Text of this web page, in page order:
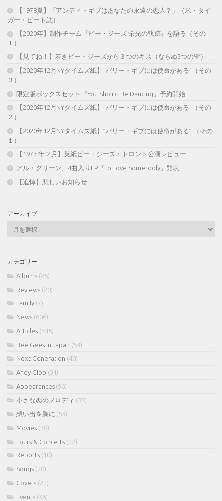
【1978夏】「アンディ・ギブはあなたの永遠の恋人？」（米・タイ
ガー・ビート誌）
【2020年】制作チーム『ビー・ジーズ 栄光の軌跡』を語る（その
１）
【見てね！】若きビー・ジーズから３つのキス（ならぬ3つの💛）
【2020年12月NYタイムズ紙】”バリー・ギブには使命がある”（その
３）
限定版ボックスセット『You Should Be Dancing』予約開始
【2020年12月NYタイムズ紙】”バリー・ギブには使命がある”（その
２）
【2020年12月NYタイムズ紙】”バリー・ギブには使命がある” （その
１）
【1973 年２月】英紙ビー・ジーズ・トロント公演レビュー
アル・グリーン、4曲入りEP『To Love Somebody』発表
【追悼】悲しいお知らせ
アーカイブ
ブ
カテゴリー
Albums (26)
Reviews (20)
Family (7)
News (606)
Articles (345)
Bee Gees In Japan (53)
Next Generation (40)
Andy Gibb (31)
Appearances (96)
小さな恋のメロディ (33)
想い出を胸に (53)
Movies (38)
Tours & Concerts (22)
Reports (10)
Songs (70)
Covers (22)
Events (36)